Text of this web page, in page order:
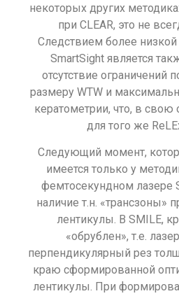
некоторых других
при CLEAR, это не
Следствием более низкой
SmartSight является
отсутствие ограничений
размеру WTW и
кератометрии, что, в свою
для того же
Следующий момент,
имеется только у
фемтосекундном лазере
наличие т.н. «трансзоны»
лентикулы. В SMILE,
«обрублен», т.е.
перпендикулярный рез
краю сформированной
лентикулы. При